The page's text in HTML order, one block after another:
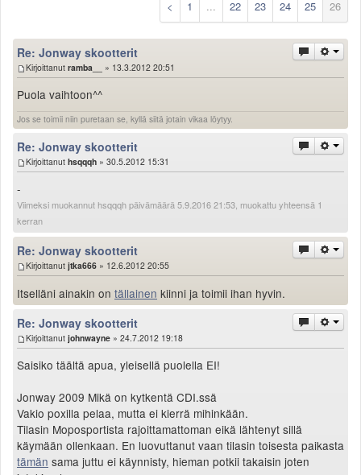
Uudet kuvat
Uudet videot
Uudet kommentit
MYYDÄÄN
Haku
Ohjeet
Ajoneuvot
TIETOPANKKI
TAPAHTUMAT
MP15 kuvia
MP14 kuvia
MP13 kuvia
ACS 2015 kuvia
Lisää uusi tapahtuma
UUTISET
SÄÄ
Valitse paikkakunta
Tampereen sää
Turun sää
Oulun sää
Kuopion sää
< 1 ... 22 23 24 25 26
Re: Jonway skootterit
Kirjoittanut ramba__ » 13.3.2012 20:51
Puola vaihtoon^^
Jos se toimii niin puretaan se, kyllä siitä jotain vikaa löytyy.
Re: Jonway skootterit
Kirjoittanut hsqqqh » 30.5.2012 15:31
-
Viimeksi muokannut hsqqqh päivämäärä 5.9.2016 21:53, muokattu yhteensä 1
kerran
Re: Jonway skootterit
Kirjoittanut jtka666 » 12.6.2012 20:55
Itselläni ainakin on tällainen kiinni ja toimii ihan hyvin.
Re: Jonway skootterit
Kirjoittanut johnwayne » 24.7.2012 19:18
Saisiko täältä apua, yleisellä puolella EI!
Jonway 2009 Mikä on kytkentä CDI.ssä
Vakio poxilla pelaa, mutta ei kierrä mihinkään.
Tilasin Moposportista rajoittamattoman eikä lähtenyt sillä
käymään ollenkaan. En luovuttanut vaan tilasin toisesta paikasta
tämän sama juttu ei käynnisty, hieman potkii takaisin joten